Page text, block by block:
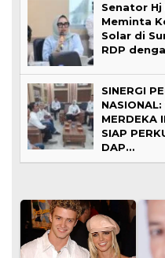
Senator Hj
Meminta
Solar di
RDP
SINERGI
NASIONAL:
MERDEKA
SIAP
DAP…